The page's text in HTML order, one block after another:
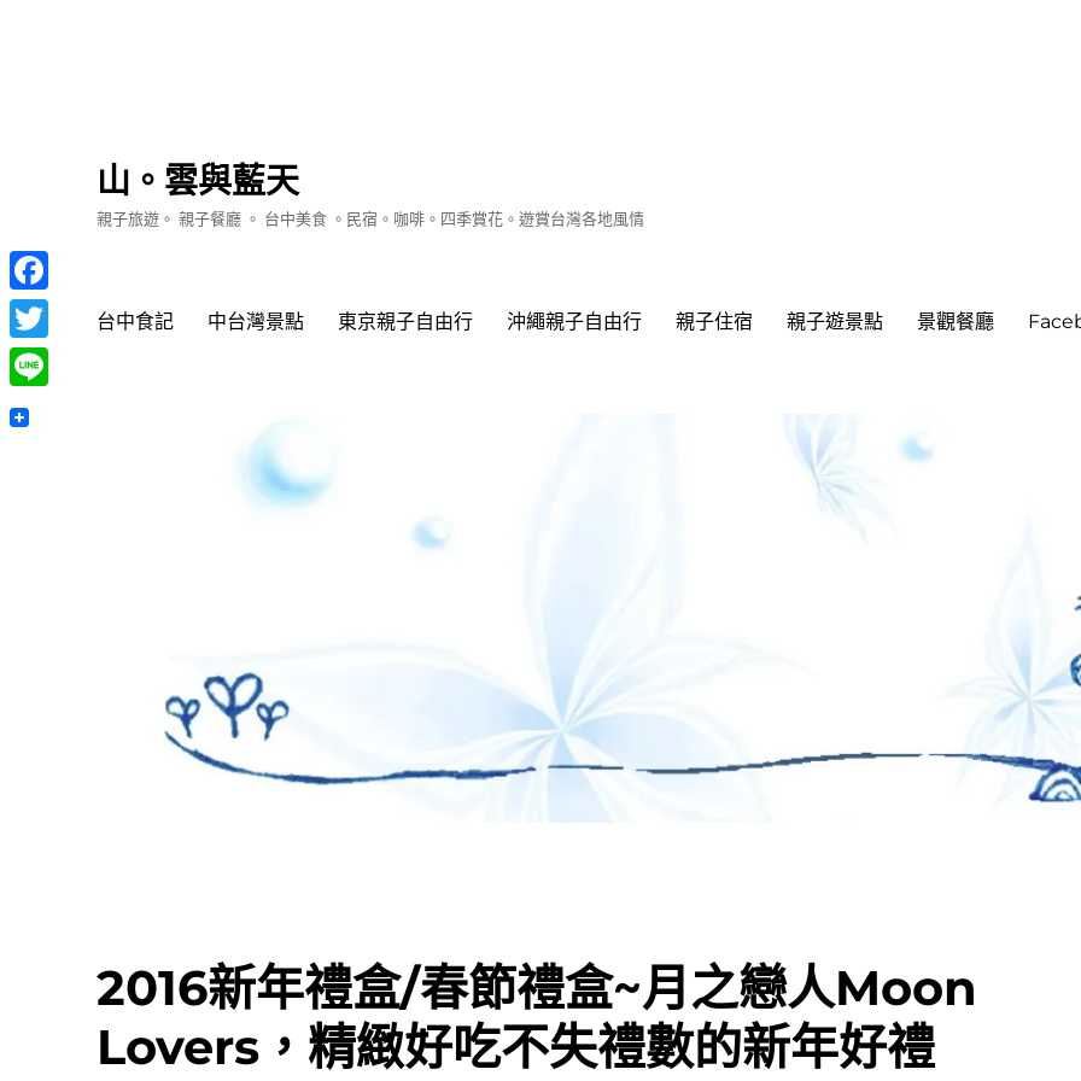
山。雲與藍天
親子旅遊。 親子餐廳 。 台中美食 。民宿。咖啡。四季賞花。遊賞台灣各地風情
台中食記 中台灣景點 東京親子自由行 沖繩親子自由行 親子住宿 親子遊景點 景觀餐廳
2016新年禮盒/春節禮盒~月之戀人Moon
Lovers，精緻好吃不失禮數的新年好禮
Facebook
Twitter
Line